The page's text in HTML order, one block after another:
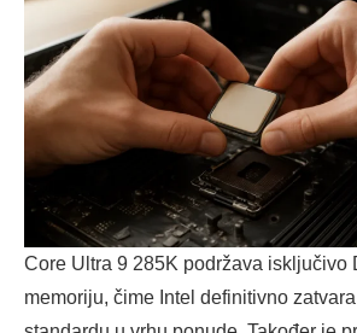
Core Ultra 9 285K podržava isključivo
memoriju, čime Intel definitivno